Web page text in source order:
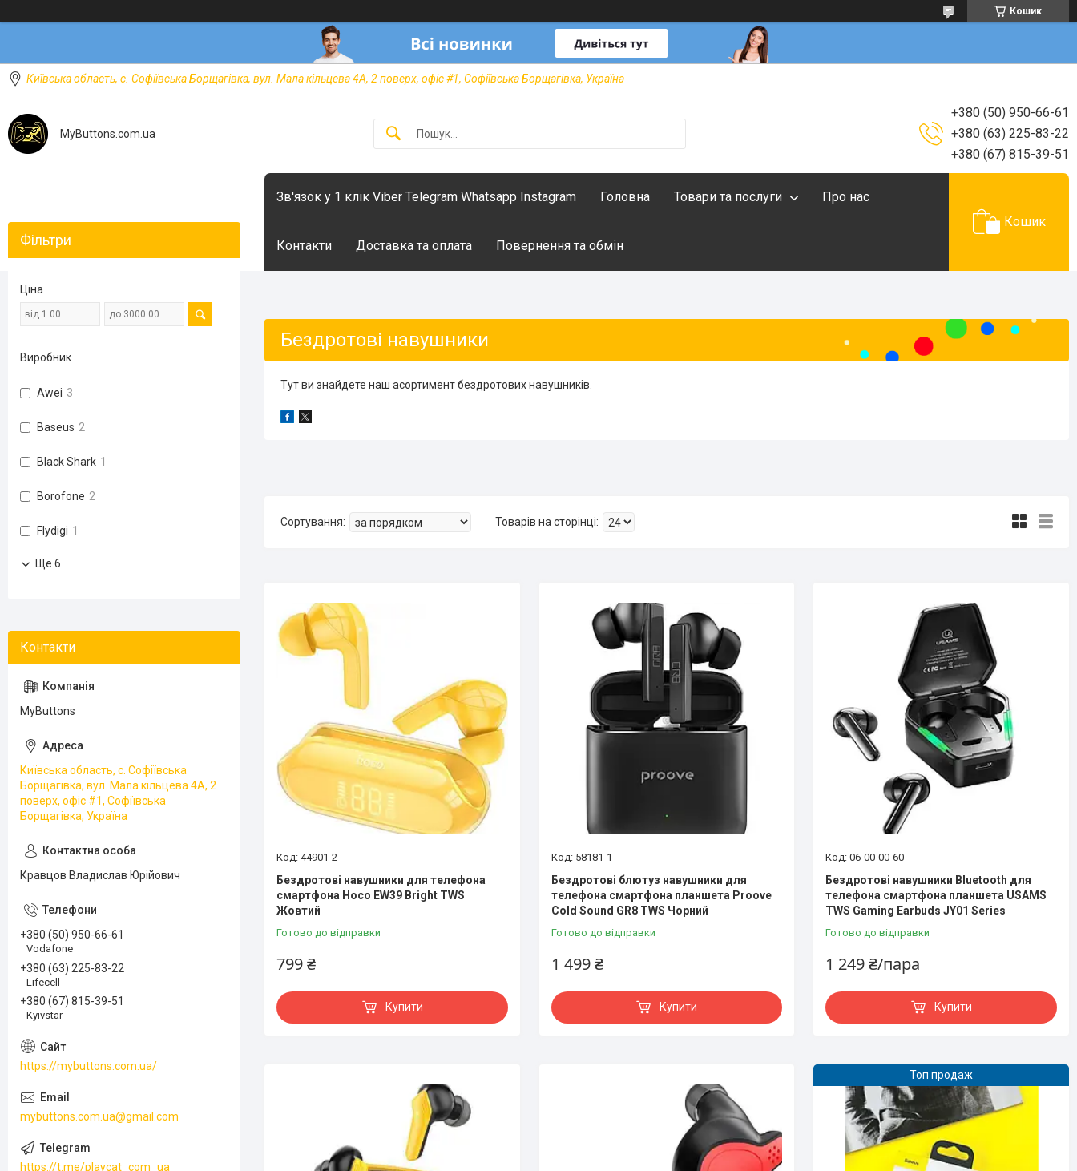
Кошик
Київська область, с. Софіївська Борщагівка, вул. Мала кільцева 4А, 2 поверх, офіс #1, Софіївська Борщагівка, Україна
MyButtons.com.ua
+380 (50) 950-66-61
+380 (63) 225-83-22
+380 (67) 815-39-51
Зв'язок у 1 клік Viber Telegram Whatsapp Instagram Головна Товари та послуги Про нас
Контакти Доставка та оплата Повернення та обмін
Кошик
Бездротові навушники
Тут ви знайдете наш асортимент бездротових навушників.
44901-2
Бездротові навушники для телефона
смартфона Hoco EW39 Bright TWS
Жовтий
Готово до відправки
799 ₴
Купити
58181-1
Бездротові блютуз навушники для
телефона смартфона планшета Proove
Cold Sound GR8 TWS Чорний
Готово до відправки
1 499 ₴
Купити
06-00-00-60
Бездротові навушники Bluetooth для
телефона смартфона планшета USAMS
TWS Gaming Earbuds JY01 Series
Готово до відправки
1 249 ₴/пара
Купити
Топ продаж
Фільтри
Ціна
Виробник
Awei 3
Baseus 2
Black Shark 1
Borofone 2
Flydigi 1
Ще 6
MyButtons
Київська область, с. Софіївська
Борщагівка, вул. Мала кільцева 4А, 2
поверх, офіс #1, Софіївська
Борщагівка, Україна
Кравцов Владислав Юрійович
+380 (50) 950-66-61
Vodafone
+380 (63) 225-83-22
Lifecell
+380 (67) 815-39-51
Kyivstar
https://mybuttons.com.ua/
mybuttons.com.ua@gmail.com
https://t.me/playcat_com_ua